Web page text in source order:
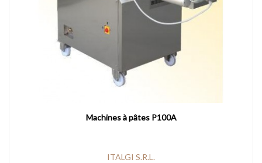
Machines à pâtes P100A
ITALGI S.R.L.